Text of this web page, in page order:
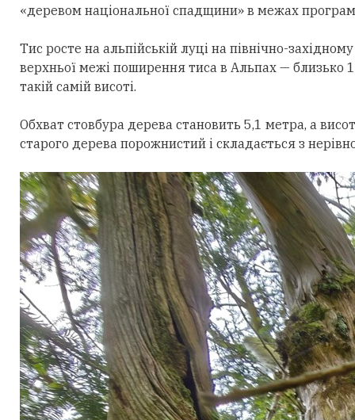
«деревом національної спадщини» в межах
Тис росте на альпійській луці на північно-
верхньої межі поширення тиса в Альпах — близько 1
такій самій висоті.
Обхват стовбура дерева становить 5,1 метра, а
старого дерева порожнистий і складається з